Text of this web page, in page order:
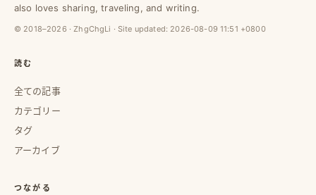
also loves sharing, traveling, and writing.
© 2018–2026 · ZhgChgLi · Site updated: 2026-08-09 11:51 +0800
読む
全ての記事
カテゴリー
タグ
アーカイブ
つながる